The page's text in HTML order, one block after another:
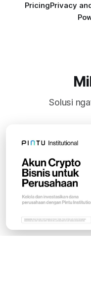
PricingPrivacy
Solusi